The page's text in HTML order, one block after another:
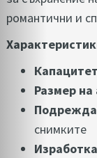
романтични и
Размер
снимките